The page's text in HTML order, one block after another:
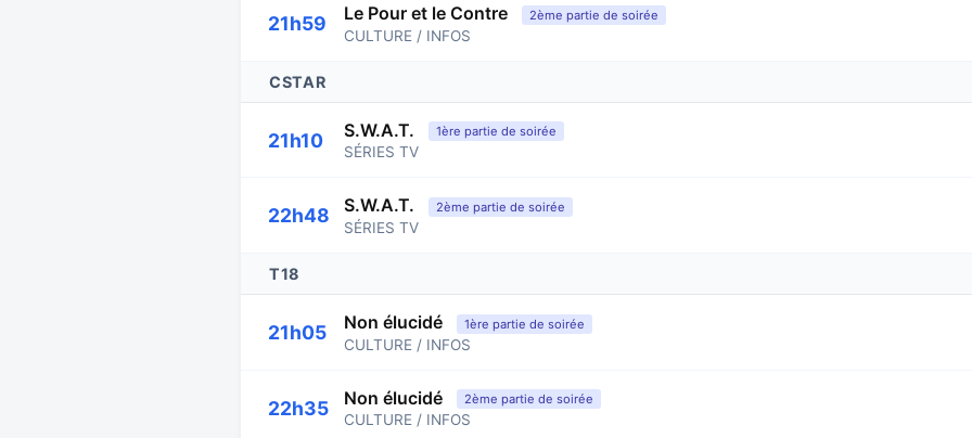
21h59 Le Pour et le Contre 2ème partie de soirée
CULTURE / INFOS
CSTAR
21h10 S.W.A.T. 1ère partie de soirée
SÉRIES TV
22h48 S.W.A.T. 2ème partie de soirée
SÉRIES TV
T18
21h05 Non élucidé 1ère partie de soirée
CULTURE / INFOS
22h35 Non élucidé 2ème partie de soirée
CULTURE / INFOS